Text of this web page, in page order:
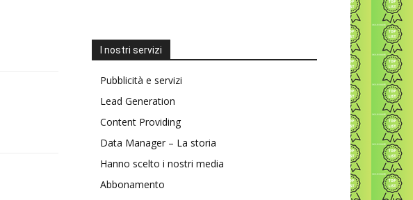
I nostri servizi
Pubblicità e servizi
Lead Generation
Content Providing
Data Manager – La storia
Hanno scelto i nostri media
Abbonamento